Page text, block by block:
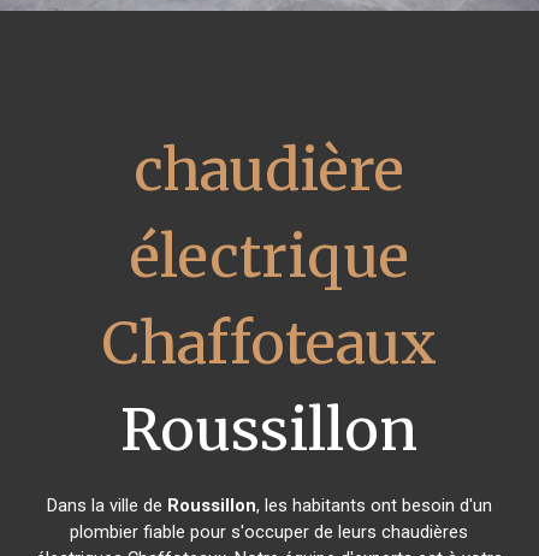
chaudière
électrique
Chaffoteaux
Roussillon
Dans la ville de Roussillon, les habitants ont besoin d'un
plombier fiable pour s'occuper de leurs chaudières